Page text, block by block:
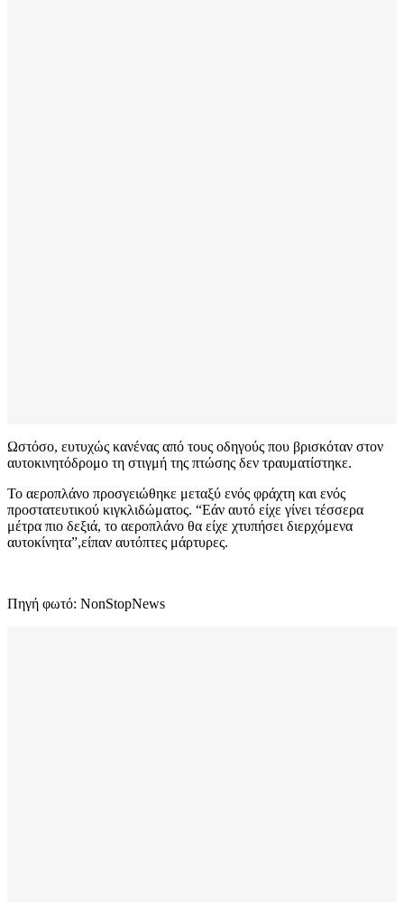
Ωστόσο, ευτυχώς κανένας από τους οδηγούς που βρισκόταν στον
αυτοκινητόδρομο τη στιγμή της πτώσης δεν τραυματίστηκε.
Το αεροπλάνο προσγειώθηκε μεταξύ ενός φράχτη και ενός
προστατευτικού κιγκλιδώματος. “Εάν αυτό είχε γίνει τέσσερα
μέτρα πιο δεξιά, το αεροπλάνο θα είχε χτυπήσει διερχόμενα
αυτοκίνητα”,είπαν αυτόπτες μάρτυρες.
Πηγή φωτό: NonStopNews